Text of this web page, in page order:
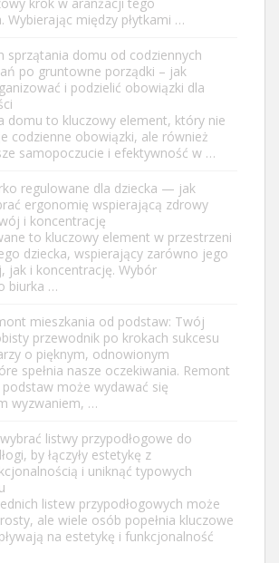
krok w aranżacji tego
Wybierając między płytkami …
sprzątania domu od codziennych
po gruntowne porządki – jak
i podzielić obowiązki dla
domu to kluczowy element, który nie
codzienne obowiązki, ale również
samopoczucie i efektywność w …
regulowane dla dziecka — jak
ergonomię wspierającą zdrowy
i koncentrację
to kluczowy element w przestrzeni
dziecka, wspierający zarówno jego
jak i koncentrację. Wybór
biurka …
mieszkania od podstaw: Twój
przewodnik po krokach sukcesu
o pięknym, odnowionym
spełnia nasze oczekiwania. Remont
może wydawać się
wyzwaniem, …
wybrać listwy przypodłogowe do
by łączyły estetykę z
i uniknąć typowych
listew przypodłogowych może
ale wiele osób popełnia kluczowe
na estetykę i funkcjonalność